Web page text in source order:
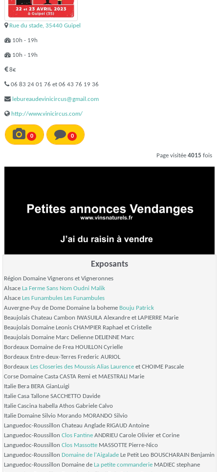
Rue du stade, 35440 Guipel
10h - 19h
10h - 19h
8€
06 83 24 01 76 et 06 43 76 19 36
lebureaudevinicircus@gmail.com
http://www.vinicircus.com/
0 0
Page visitée 4015 fois
Exposants
Région Domaine Vignerons et Vigneronnes
Alsace La Ferme Sans Nom Oudni Malik
Alsace Les Funambules Les Funambules
Auvergne-Puy de Dome Domaine la boheme Bouju Patrick
Beaujolais Chateau Cambon IWASUILA Alexandre et LAPIERRE Marie
Beaujolais Domaine Leonis CHAMPIER Raphael et Cristelle
Beaujolais Domaine Marc Delienne DELIENNE Marc
Bordeaux Domaine de Frea HOUILLON Cyrielle
Bordeaux Entre-deux-Terres Frederic AURIOL
Bordeaux Les Closeries des Moussis Alias Laurence et CHOIME Pascale
Corse Domaine Casta CASTA Remi et MAESTRALI Marie
Italie Bera BERA GianLuigi
Italie Casa Tallone SACCHETTO Davide
Italie Cascina Isabella Athos Gabriele Calvo
Italie Domaine Silvio Morando MORANDO Silvio
Languedoc-Roussillon Chateau Anglade RIGAUD Antoine
Languedoc-Roussillon Clos Fantine ANDRIEU Carole Olivier et Corine
Languedoc-Roussillon Clos Massotte MASSOTTE Pierre-Nico
Languedoc-Roussillon Domaine de l'Aigalade Le Petit Leo BOUSCHARAIN Benjamin
Languedoc-Roussillon Domaine de La petite commanderie MADIEC stephane